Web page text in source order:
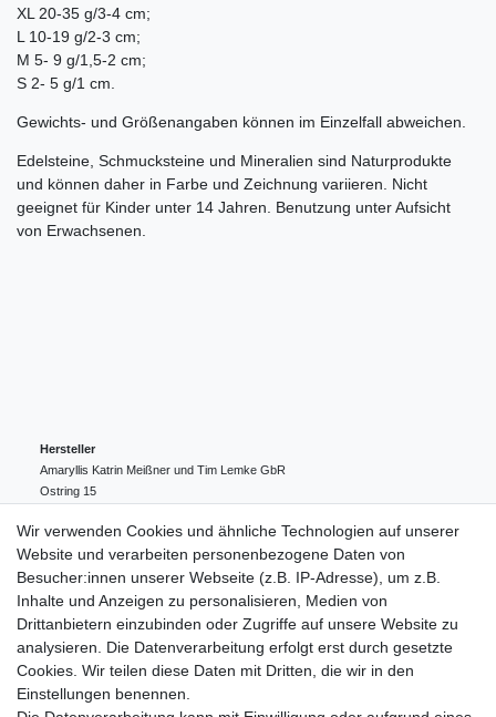
XL 20-35 g/3-4 cm;
L 10-19 g/2-3 cm;
M 5- 9 g/1,5-2 cm;
S 2- 5 g/1 cm.
Gewichts- und Größenangaben können im Einzelfall abweichen.
Edelsteine, Schmucksteine und Mineralien sind Naturprodukte
und können daher in Farbe und Zeichnung variieren. Nicht
geeignet für Kinder unter 14 Jahren. Benutzung unter Aufsicht
von Erwachsenen.
Hersteller
Amaryllis Katrin Meißner und Tim Lemke GbR
Ostring 15
004943548099856
amaryllis-eckernfoerde@t-online.de
EU-Verantwortlicher
Amaryllis Katrin Meißner und Tim Lemke GbR
Ostring
15
004943548099856
amaryllis-eckernfoerde@t-online.de
Wir verwenden Cookies und ähnliche Technologien auf unserer
Website und verarbeiten personenbezogene Daten von
Besucher:innen unserer Webseite (z.B. IP-Adresse), um z.B.
Inhalte und Anzeigen zu personalisieren, Medien von
Drittanbietern einzubinden oder Zugriffe auf unsere Website zu
analysieren. Die Datenverarbeitung erfolgt erst durch gesetzte
Cookies. Wir teilen diese Daten mit Dritten, die wir in den
Einstellungen benennen.